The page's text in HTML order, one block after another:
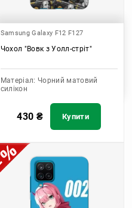
Samsung Galaxy F12 F127
Чохол "Вовк з Уолл-стріт"
Матеріал: Чорний матовий
силікон
430 ₴ Купити